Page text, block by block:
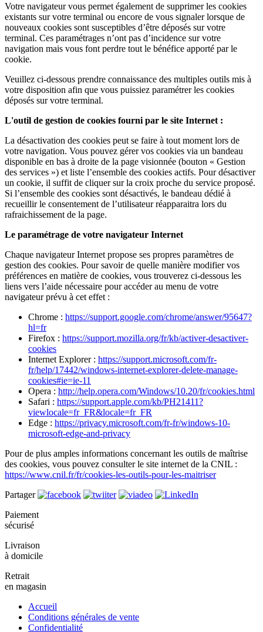
Votre navigateur vous permet également de supprimer les cookies
existants sur votre terminal ou encore de vous signaler lorsque de
nouveaux cookies sont susceptibles d’être déposés sur votre
terminal. Ces paramétrages n’ont pas d’incidence sur votre
navigation mais vous font perdre tout le bénéfice apporté par le
cookie.
Veuillez ci-dessous prendre connaissance des multiples outils mis à
votre disposition afin que vous puissiez paramétrer les cookies
déposés sur votre terminal.
L'outil de gestion de cookies fourni par le site Internet :
La désactivation des cookies peut se faire à tout moment lors de
votre navigation. Vous pouvez gérer vos cookies via un bandeau
disponible en bas à droite de la page visionnée (bouton « Gestion
des services ») et liste l’ensemble des cookies actifs. Pour désactiver
un cookie, il suffit de cliquer sur la croix proche du service proposé.
Si l’ensemble des cookies sont désactivés, le bandeau dédié à
recueillir le consentement de l’utilisateur réapparaitra lors du
rafraichissement de la page.
Le paramétrage de votre navigateur Internet
Chaque navigateur Internet propose ses propres paramètres de
gestion des cookies. Pour savoir de quelle manière modifier vos
préférences en matière de cookies, vous trouverez ci-dessous les
liens vers l’aide nécessaire pour accéder au menu de votre
navigateur prévu à cet effet :
Chrome : https://support.google.com/chrome/answer/95647?
hl=fr
Firefox : https://support.mozilla.org/fr/kb/activer-desactiver-
cookies
Internet Explorer : https://support.microsoft.com/fr-
fr/help/17442/windows-internet-explorer-delete-manage-
cookies#ie=ie-11
Opera : http://help.opera.com/Windows/10.20/fr/cookies.html
Safari : https://support.apple.com/kb/PH21411?
viewlocale=fr_FR&locale=fr_FR
Edge : https://privacy.microsoft.com/fr-fr/windows-10-
microsoft-edge-and-privacy
Pour de plus amples informations concernant les outils de maîtrise
des cookies, vous pouvez consulter le site internet de la CNIL :
https://www.cnil.fr/fr/cookies-les-outils-pour-les-maitriser
Partager
Paiement
sécurisé
Livraison
à domicile
Retrait
en magasin
Accueil
Conditions générales de vente
Confidentialité